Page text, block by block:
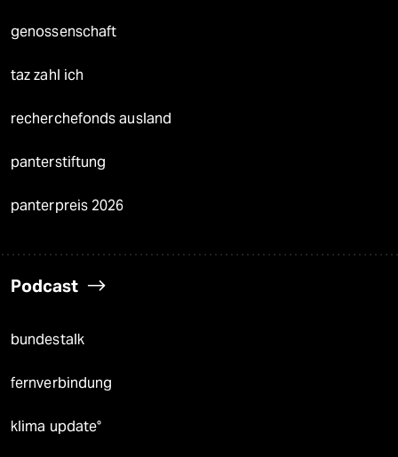
genossenschaft
taz zahl ich
recherchefonds ausland
panterstiftung
panterpreis 2026
Podcast
bundestalk
fernverbindung
klima update°